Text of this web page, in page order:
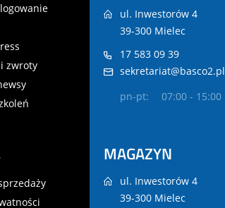
zwroty
ul. Inwestorów 4
39-300 Mielec
17 583 09 39
sekretariat@basco2.pl
pn-pt:
07:00 - 15:00
MAGAZYN
ul. Inwestorów 4
39-300 Mielec